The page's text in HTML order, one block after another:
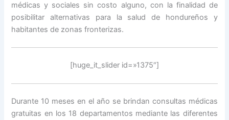
médicas y sociales sin costo alguno, con la finalidad de
posibilitar alternativas para la salud de hondureños y
habitantes de zonas fronterizas.
[huge_it_slider id=»1375″]
Durante 10 meses en el año se brindan consultas médicas
gratuitas en los 18 departamentos mediante las diferentes